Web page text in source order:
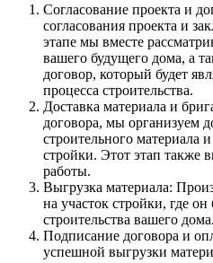
Согласование проекта и
согласования проекта и
этапе мы вместе
вашего будущего дома, а
договор, который будет
процесса строительства.
Доставка материала и
договора, мы организуем
строительного материала
стройки. Этот этап также
работы.
Выгрузка материала:
на участок стройки, где он
строительства вашего дома.
Подписание договора и
успешной выгрузки